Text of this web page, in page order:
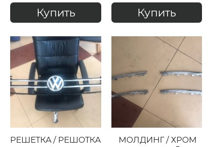
Купить Купить
РЕШЕТКА / РЕШОТКА
МОЛДИНГ / ХРОМ